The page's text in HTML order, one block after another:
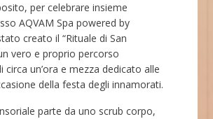
per celebrare insieme
AQVAM Spa powered by
creato il “Rituale di San
vero e proprio percorso
circa un’ora e mezza dedicato alle
della festa degli innamorati.
parte da uno scrub corpo,